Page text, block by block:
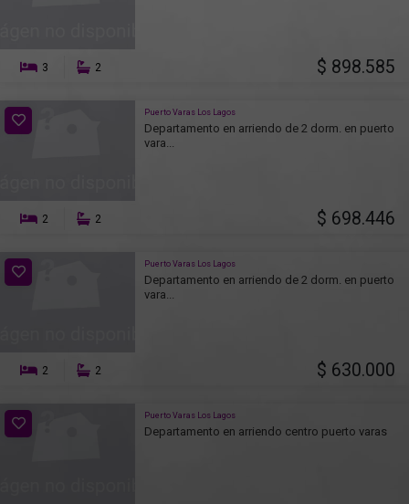
3 2 $ 898.585
Puerto Varas Los Lagos
Departamento en arriendo de 2 dorm. en puerto
vara...
2 2 $ 698.446
Puerto Varas Los Lagos
Departamento en arriendo de 2 dorm. en puerto
vara...
2 2 $ 630.000
Puerto Varas Los Lagos
Departamento en arriendo centro puerto varas